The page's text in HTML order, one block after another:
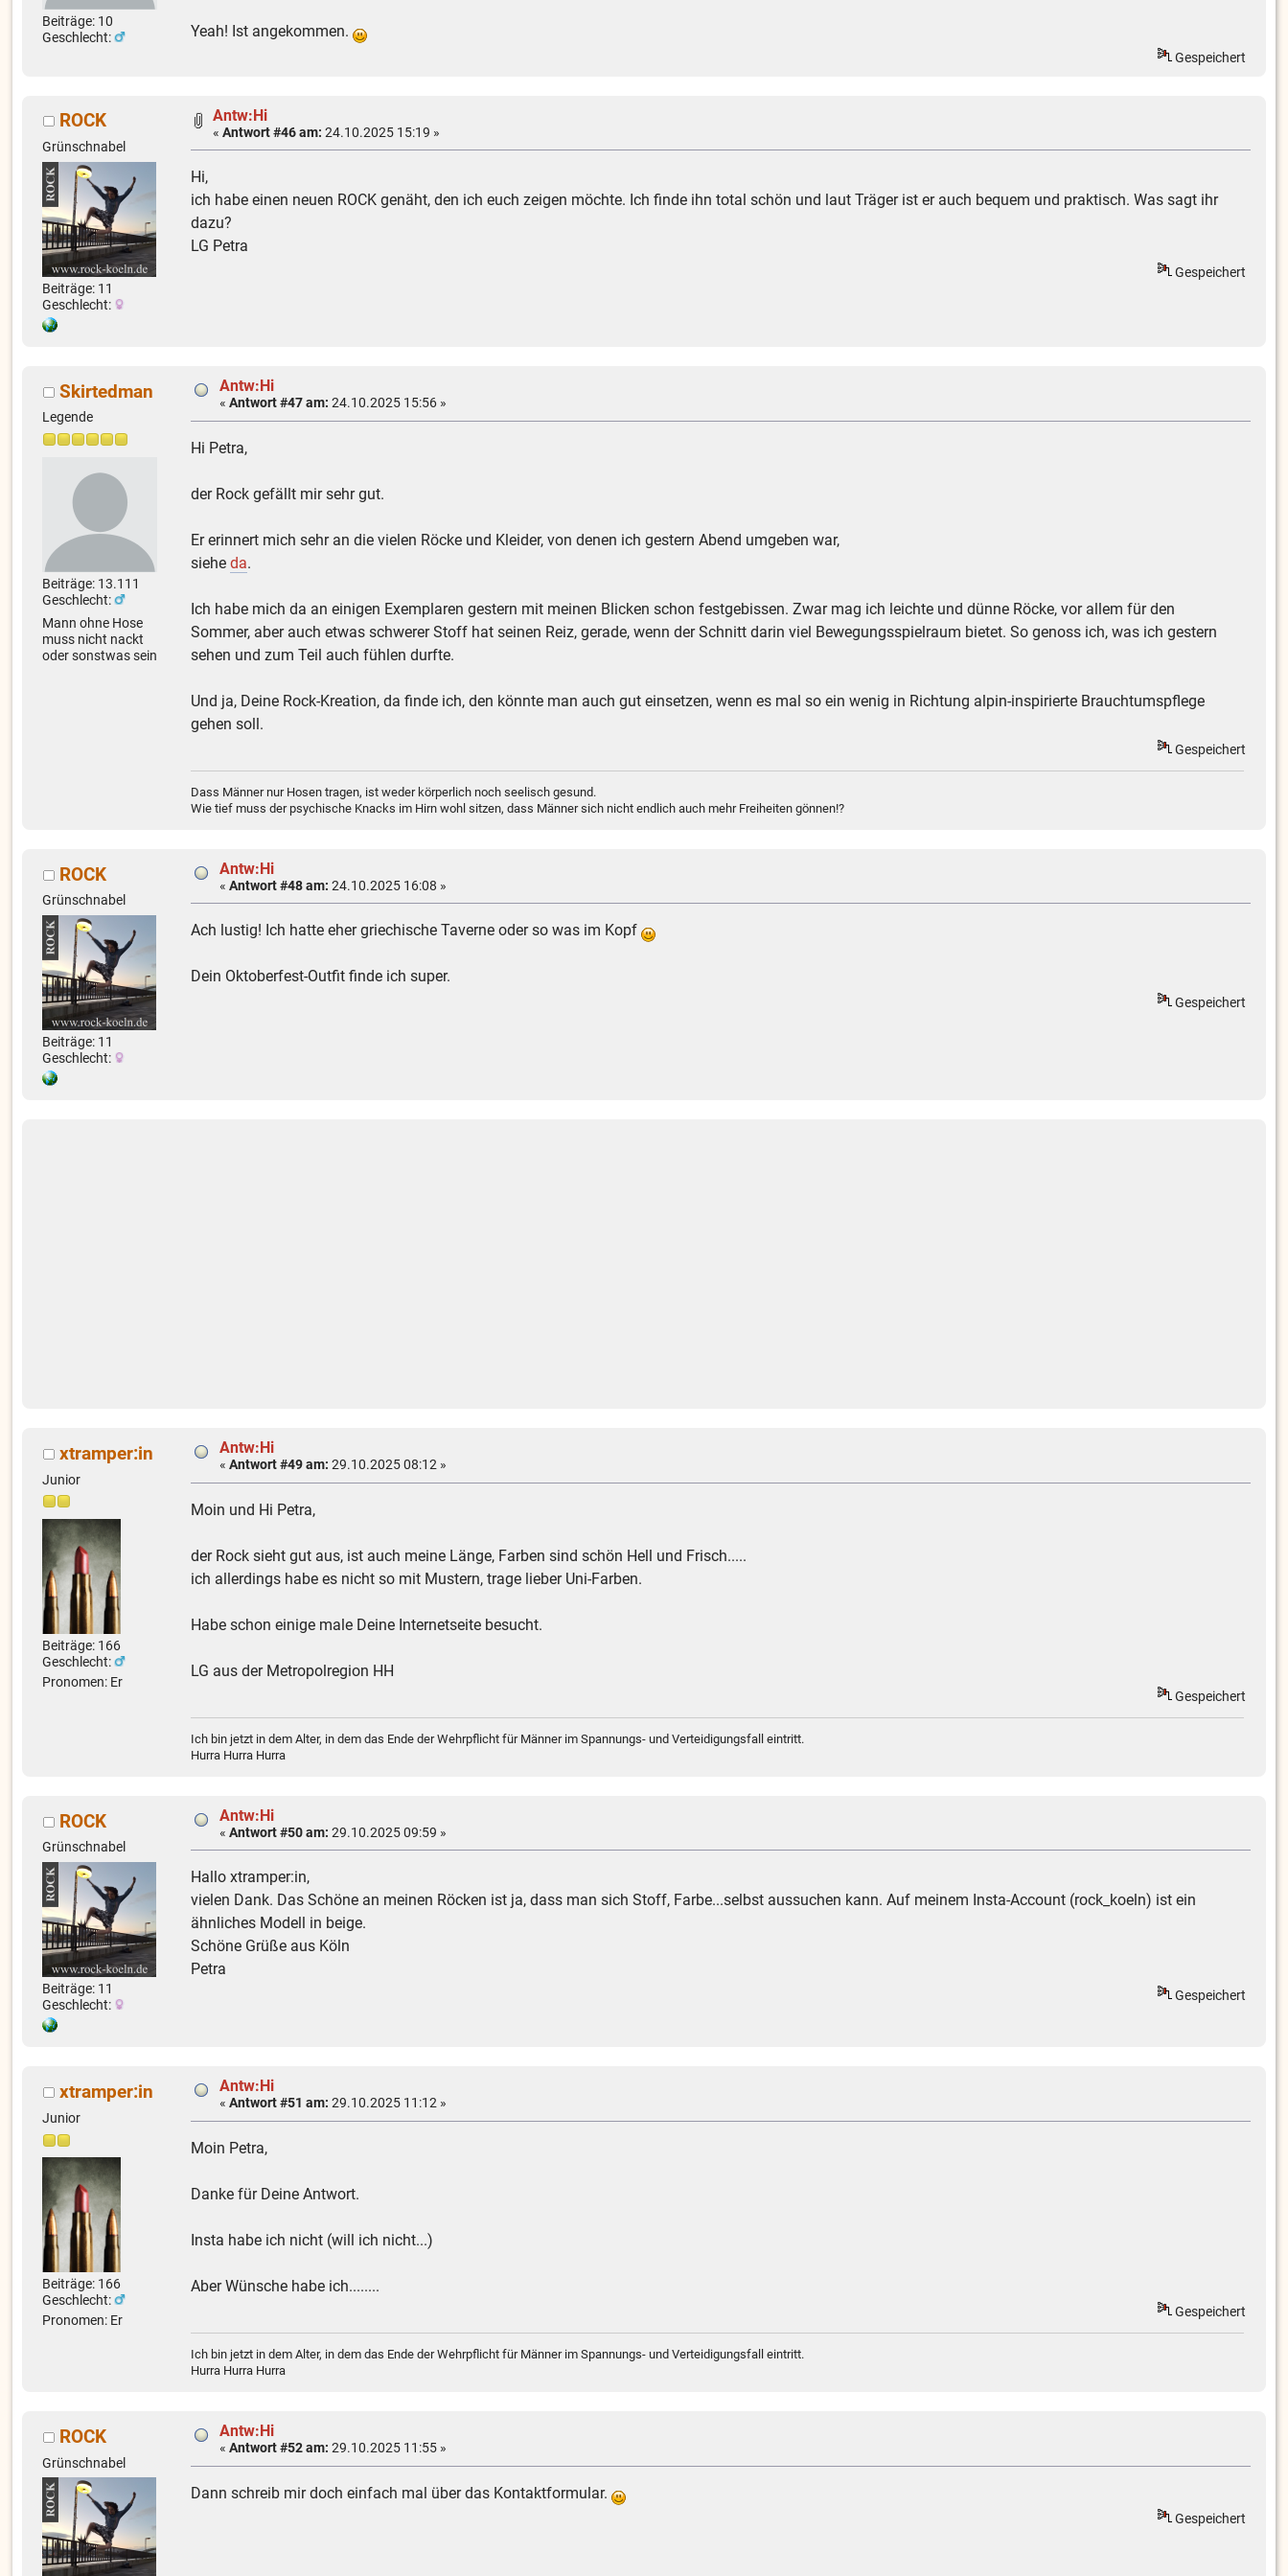
Beiträge: 10
Geschlecht:
Yeah! Ist angekommen.
Gespeichert
ROCK
Grünschnabel
Beiträge: 11
Geschlecht:
Antw:Hi
«Antwort #46 am: 24.10.2025 15:19 »
Hi,
ich habe einen neuen ROCK genäht, den ich euch zeigen möchte. Ich finde ihn total schön und laut Träger ist er auch bequem und praktisch. Was sagt ihr
dazu?
LG Petra
Gespeichert
Skirtedman
Legende
Beiträge: 13.111
Geschlecht:
Mann ohne Hose
muss nicht nackt
oder sonstwas sein
Antw:Hi
«Antwort #47 am: 24.10.2025 15:56 »
Hi Petra,
der Rock gefällt mir sehr gut.
Er erinnert mich sehr an die vielen Röcke und Kleider, von denen ich gestern Abend umgeben war,
sieheda.
Ich habe mich da an einigen Exemplaren gestern mit meinen Blicken schon festgebissen. Zwar mag ich leichte und dünne Röcke, vor allem für den
Sommer, aber auch etwas schwerer Stoff hat seinen Reiz, gerade, wenn der Schnitt darin viel Bewegungsspielraum bietet. So genoss ich, was ich gestern
sehen und zum Teil auch fühlen durfte.
Und ja, Deine Rock-Kreation, da finde ich, den könnte man auch gut einsetzen, wenn es mal so ein wenig in Richtung alpin-inspirierte Brauchtumspflege
gehen soll.
Gespeichert
Dass Männer nur Hosen tragen, ist weder körperlich noch seelisch gesund.
Wie tief muss der psychische Knacks im Hirn wohl sitzen, dass Männer sich nicht endlich auch mehr Freiheiten gönnen!?
ROCK
Grünschnabel
Beiträge: 11
Geschlecht:
Antw:Hi
«Antwort #48 am: 24.10.2025 16:08 »
Ach lustig! Ich hatte eher griechische Taverne oder so was im Kopf
Dein Oktoberfest-Outfit finde ich super.
Gespeichert
xtramper:in
Junior
Beiträge: 166
Geschlecht:
Pronomen: Er
Antw:Hi
«Antwort #49 am: 29.10.2025 08:12 »
Moin und Hi Petra,
der Rock sieht gut aus, ist auch meine Länge, Farben sind schön Hell und Frisch.....
ich allerdings habe es nicht so mit Mustern, trage lieber Uni-Farben.
Habe schon einige male Deine Internetseite besucht.
LG aus der Metropolregion HH
Gespeichert
Ich bin jetzt in dem Alter, in dem das Ende der Wehrpflicht für Männer im Spannungs- und Verteidigungsfall eintritt.
Hurra Hurra Hurra
ROCK
Grünschnabel
Beiträge: 11
Geschlecht:
Antw:Hi
«Antwort #50 am: 29.10.2025 09:59 »
Hallo xtramper:in,
vielen Dank. Das Schöne an meinen Röcken ist ja, dass man sich Stoff, Farbe...selbst aussuchen kann. Auf meinem Insta-Account (rock_koeln) ist ein
ähnliches Modell in beige.
Schöne Grüße aus Köln
Petra
Gespeichert
xtramper:in
Junior
Beiträge: 166
Geschlecht:
Pronomen: Er
Antw:Hi
«Antwort #51 am: 29.10.2025 11:12 »
Moin Petra,
Danke für Deine Antwort.
Insta habe ich nicht (will ich nicht...)
Aber Wünsche habe ich........
Gespeichert
Ich bin jetzt in dem Alter, in dem das Ende der Wehrpflicht für Männer im Spannungs- und Verteidigungsfall eintritt.
Hurra Hurra Hurra
ROCK
Grünschnabel
Antw:Hi
«Antwort #52 am: 29.10.2025 11:55 »
Dann schreib mir doch einfach mal über das Kontaktformular.
Gespeichert